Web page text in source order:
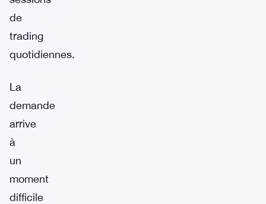
de
trading
quotidiennes.
La
demande
arrive
à
un
moment
difficile